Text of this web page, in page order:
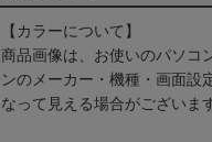
【カラーについて】
商品画像は、お使いのパソコ
ンのメーカー・機種・画面設
なって見える場合がございま